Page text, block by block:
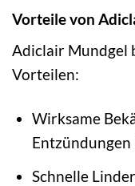
Vorteile von
Adiclair Mundgel
Vorteilen:
Wirksame
Schnelle